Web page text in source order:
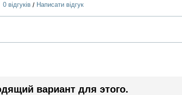
0 відгуків / Написати відгук
вариант для этого.